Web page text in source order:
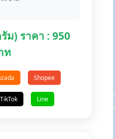
ม) ราคา : 950
ท
Shopee
TikTok Line